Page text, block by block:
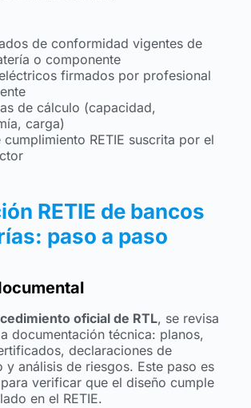
de conformidad vigentes de
o componente
firmados por profesional
de cálculo (capacidad,
carga)
cumplimiento RETIE suscrita por el
RETIE de bancos
paso a paso
oficial de RTL, se revisa
documentación técnica: planos,
declaraciones de
y análisis de riesgos. Este paso es
verificar que el diseño cumple
en el RETIE.